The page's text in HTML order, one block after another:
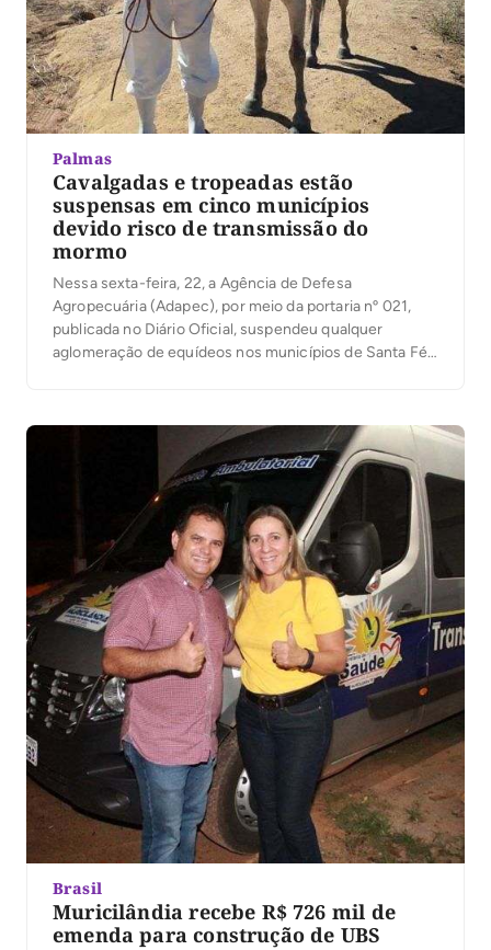
Palmas
Cavalgadas e tropeadas estão
suspensas em cinco municípios
devido risco de transmissão do
mormo
Nessa sexta-feira, 22, a Agência de Defesa
Agropecuária (Adapec), por meio da portaria nº 021,
publicada no Diário Oficial, suspendeu qualquer
aglomeração de equídeos nos municípios de Santa Fé
região sudeste. Além disso, determinou a não
realização de cavalgadas e […]
Brasil
Muricilândia recebe R$ 726 mil de
emenda para construção de UBS